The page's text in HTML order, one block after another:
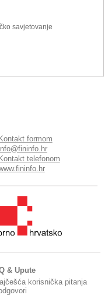
savjetovanje
formom
Kontakt telefonom
& Upute
korisnička pitanja